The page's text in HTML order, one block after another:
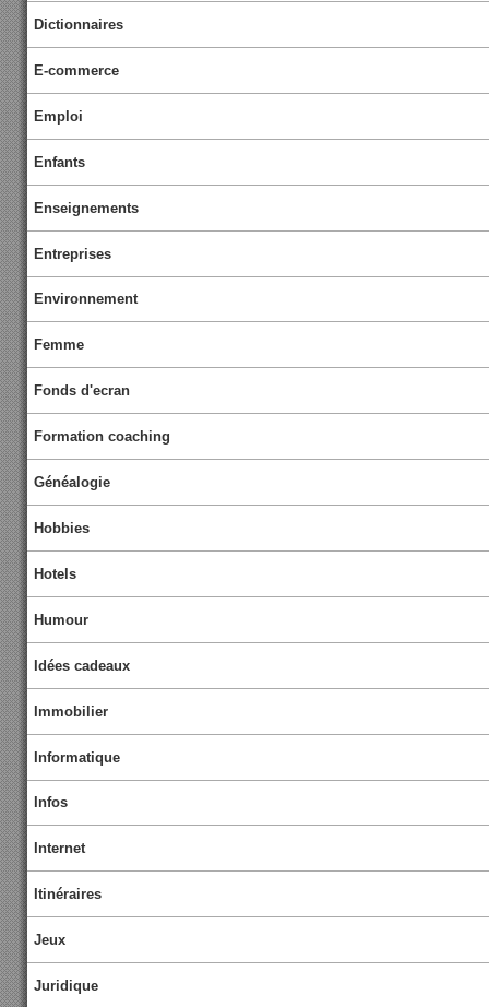
Dictionnaires
E-commerce
Emploi
Enfants
Enseignements
Entreprises
Environnement
Femme
Fonds d'ecran
Formation coaching
Généalogie
Hobbies
Hotels
Humour
Idées cadeaux
Immobilier
Informatique
Infos
Internet
Itinéraires
Jeux
Juridique